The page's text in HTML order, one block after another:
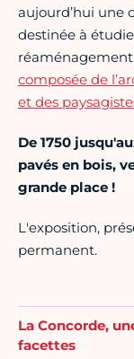
aujourd’hui une
destinée à
composée de
et des
De 1750
pavés en bois,
grande place !
L'exposition,
permanent.
La Concorde,
facettes